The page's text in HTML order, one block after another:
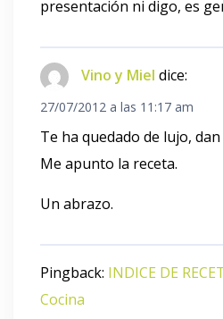
presentación ni digo, es
Vino y Miel dice:
27/07/2012 a las 11:17 am
Te ha quedado de lujo,
Me apunto la receta.
Un abrazo.
Pingback: INDICE DE
Cocina